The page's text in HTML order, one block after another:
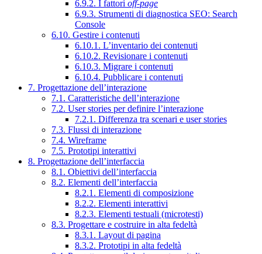
6.9.2. I fattori off-page
6.9.3. Strumenti di diagnostica SEO: Search
Console
6.10. Gestire i contenuti
6.10.1. L’inventario dei contenuti
6.10.2. Revisionare i contenuti
6.10.3. Migrare i contenuti
6.10.4. Pubblicare i contenuti
7. Progettazione dell’interazione
7.1. Caratteristiche dell’interazione
7.2. User stories per definire l’interazione
7.2.1. Differenza tra scenari e user stories
7.3. Flussi di interazione
7.4. Wireframe
7.5. Prototipi interattivi
8. Progettazione dell’interfaccia
8.1. Obiettivi dell’interfaccia
8.2. Elementi dell’interfaccia
8.2.1. Elementi di composizione
8.2.2. Elementi interattivi
8.2.3. Elementi testuali (microtesti)
8.3. Progettare e costruire in alta fedeltà
8.3.1. Layout di pagina
8.3.2. Prototipi in alta fedeltà